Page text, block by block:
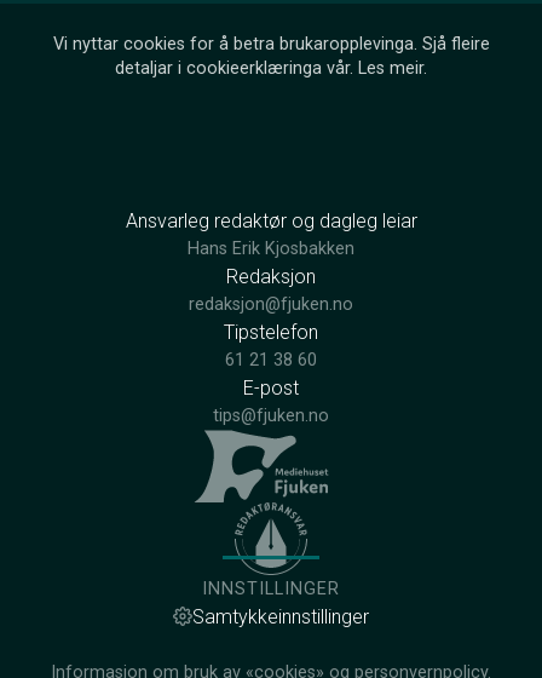
Vi nyttar cookies for å betra brukaropplevinga. Sjå fleire
detaljar i cookieerklæringa vår. Les meir.
Ansvarleg redaktør og dagleg leiar
Hans Erik Kjosbakken
Redaksjon
redaksjon@fjuken.no
Tipstelefon
61 21 38 60
E-post
tips@fjuken.no
INNSTILLINGER
Samtykkeinnstillinger
Informasjon om bruk av «cookies» og personvernpolicy.